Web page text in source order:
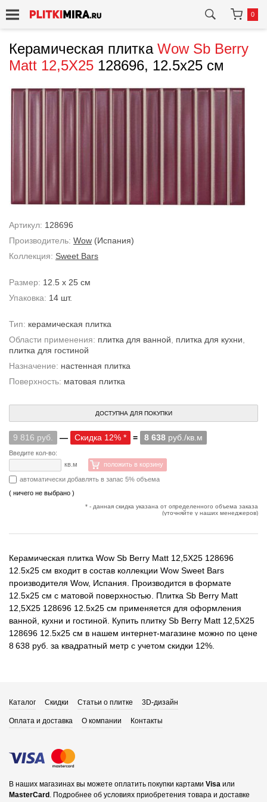
0
Керамическая плитка Wow Sb Berry
Matt 12,5X25 128696, 12.5x25 см
Артикул: 128696
Производитель: Wow (Испания)
Коллекция: Sweet Bars
Размер: 12.5 x 25 см
Упаковка: 14 шт.
Тип: керамическая плитка
Области применения: плитка для ванной плитка для кухни
плитка для гостиной
Назначение: настенная плитка
Поверхность: матовая плитка
ДОСТУПНА ДЛЯ ПОКУПКИ
9 816 руб. — Скидка 12% * = 8 638 руб./кв.м
Введите кол-во:
кв.м
положить в корзину
автоматически добавлять в запас 5% объема
( ничего не выбрано )
* - данная скидка указана от определенного объема заказа
(уточняйте у наших менеджеров)
Керамическая плитка Wow Sb Berry Matt 12,5X25 128696
12.5x25 см входит в состав коллекции Wow Sweet Bars
производителя Wow, Испания. Производится в формате
12.5x25 см с матовой поверхностью. Плитка Sb Berry Matt
12,5X25 128696 12.5x25 см применяется для оформления
ванной, кухни и гостиной. Купить плитку Sb Berry Matt 12,5X25
128696 12.5x25 см в нашем интернет-магазине можно по цене
8 638 руб. за квадратный метр с учетом скидки 12%.
Каталог Скидки Статьи о плитке 3D-дизайн
Оплата и доставка О компании Контакты
В наших магазинах вы можете оплатить покупки картами Visa или
MasterCard . Подробнее об условиях приобретения товара и доставке